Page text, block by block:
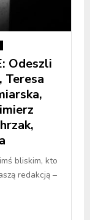
Odeszli
Teresa
bliskim, kto
redakcją –